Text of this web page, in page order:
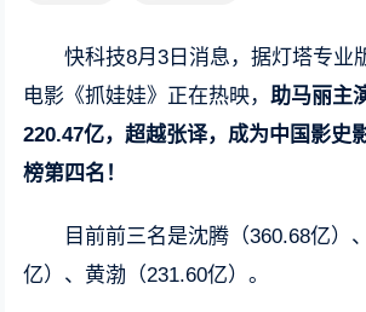
快科技8月3日消息，据灯塔专业
电影《抓娃娃》正在热映，助马丽主
220.47亿，超越张译，成为中国影史
榜第四名！
目前前三名是沈腾（360.68亿）
亿）、黄渤（231.60亿）。